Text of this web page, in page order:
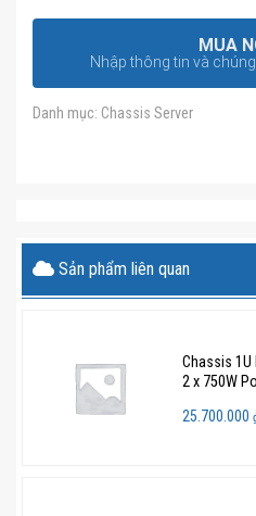
MUA
Nhập thông tin và
Danh mục: Chassis Server
Sản phẩm liên quan
Chassis 1U
2 x 750W
25.700.000